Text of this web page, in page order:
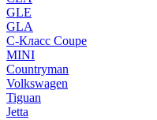
GLE
GLA
C-Класс Coupe
MINI
Countryman
Volkswagen
Tiguan
Jetta